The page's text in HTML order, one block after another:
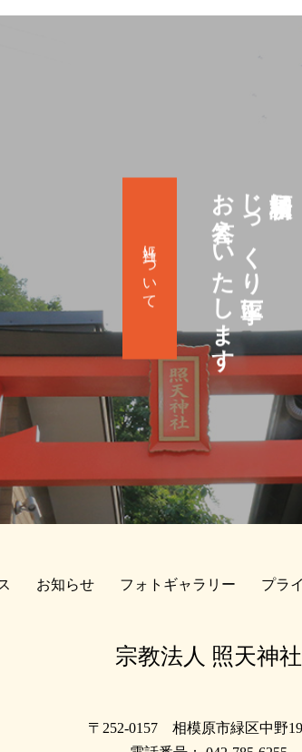
祈願相談に
じっくり丁寧に
お答えいたします
当社について
お知らせ フォトギャラリー プラ
宗教法人 照天神社
〒252-0157 相模原市緑区中野